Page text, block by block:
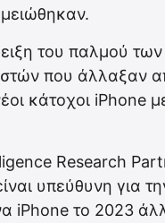
του παλμού
που άλλαξαν
κάτοχοι
Research
υπεύθυνη για
iPhone το 2023